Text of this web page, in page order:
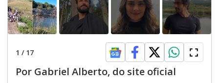
1 / 17
Por Gabriel Alberto, do site oficial